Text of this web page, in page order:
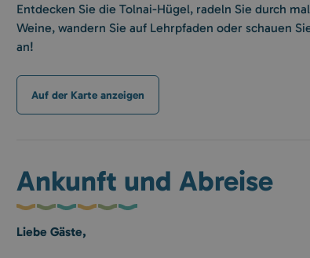
Entdecken Sie die Tolnai-Hügel, radeln Sie durch
Weine, wandern Sie auf Lehrpfaden oder schauen
an!
Auf der Karte anzeigen
Ankunft und Abreise
Liebe Gäste,